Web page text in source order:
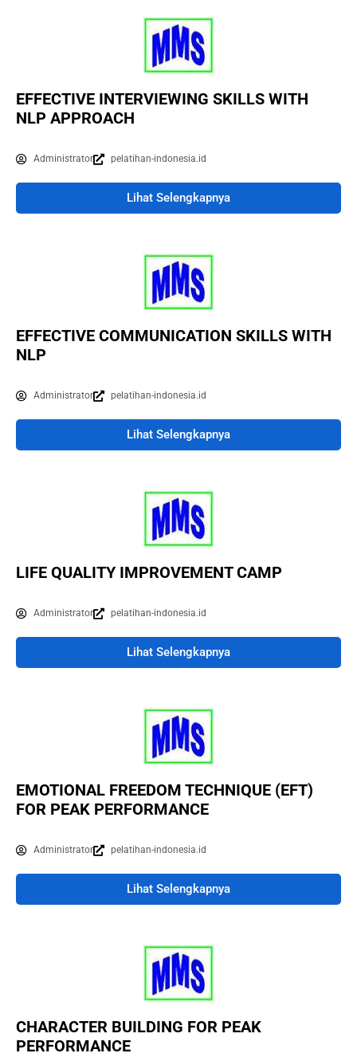
EFFECTIVE INTERVIEWING SKILLS WITH
NLP APPROACH
Administrator pelatihan-indonesia.id
Lihat Selengkapnya
EFFECTIVE COMMUNICATION SKILLS WITH
NLP
Administrator pelatihan-indonesia.id
Lihat Selengkapnya
LIFE QUALITY IMPROVEMENT CAMP
Administrator pelatihan-indonesia.id
Lihat Selengkapnya
EMOTIONAL FREEDOM TECHNIQUE (EFT)
FOR PEAK PERFORMANCE
Administrator pelatihan-indonesia.id
Lihat Selengkapnya
CHARACTER BUILDING FOR PEAK
PERFORMANCE